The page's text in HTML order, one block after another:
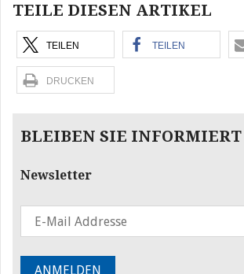
TEILE DIESEN ARTIKEL
TEILEN TEILEN
DRUCKEN
BLEIBEN SIE INFORMIERT
Newsletter